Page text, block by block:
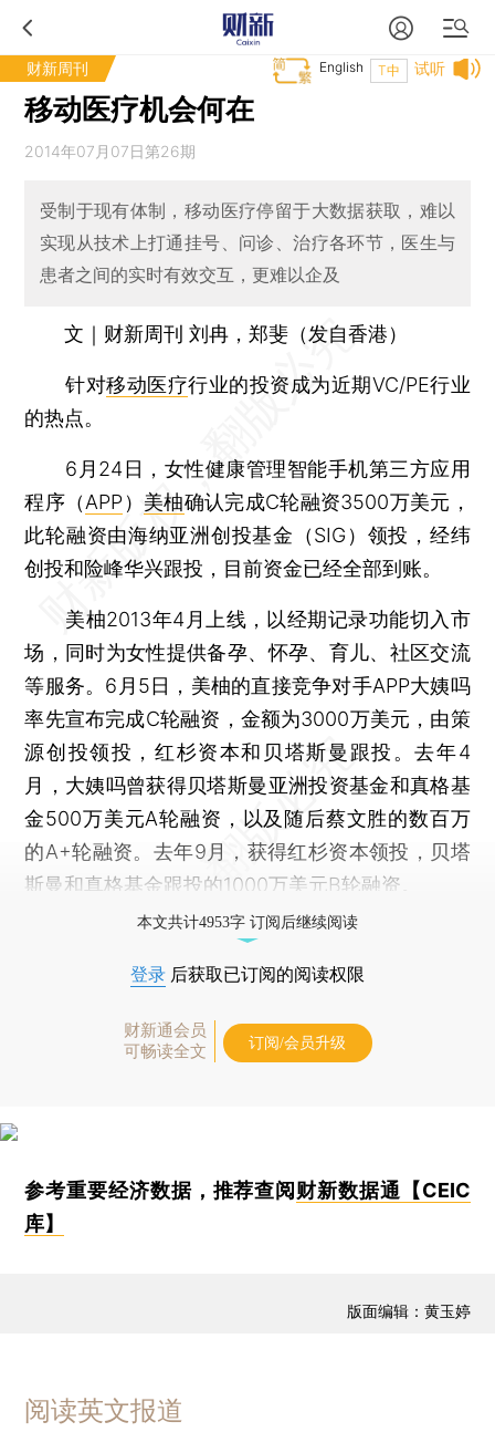
财新周刊 试听
T中
English
移动医疗机会何在
2014年07月07日第26期
受制于现有体制，移动医疗停留于大数据获取，难以
实现从技术上打通挂号、问诊、治疗各环节，医生与
患者之间的实时有效交互，更难以企及
文｜财新周刊 刘冉，郑斐（发自香港）
针对移动医疗行业的投资成为近期VC/PE行业
的热点。
6月24日，女性健康管理智能手机第三方应用
程序（APP ） 美柚确认完成C轮融资3500万美元，
此轮融资由海纳亚洲创投基金（SIG）领投，经纬
创投和险峰华兴跟投，目前资金已经全部到账。
美柚2013年4月上线，以经期记录功能切入市
场，同时为女性提供备孕、怀孕、育儿、社区交流
等服务。6月5日，美柚的直接竞争对手APP大姨吗
率先宣布完成C轮融资，金额为3000万美元，由策
源创投领投，红杉资本和贝塔斯曼跟投。去年4
月，大姨吗曾获得贝塔斯曼亚洲投资基金和真格基
金500万美元A轮融资，以及随后蔡文胜的数百万
的A+轮融资。去年9月，获得红杉资本领投，贝塔
斯曼和真格基金跟投的1000万美元B轮融资。
本文共计4953字 订阅后继续阅读
登录 后获取已订阅的阅读权限
财新通会员
可畅读全文
订阅/会员升级
参考重要经济数据，推荐查阅 财新数据通【CEIC
库】
版面编辑：黄玉婷
阅读英文报道